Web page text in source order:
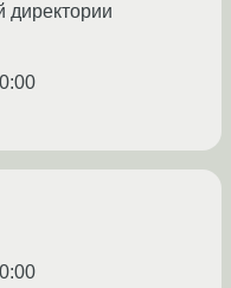
директории